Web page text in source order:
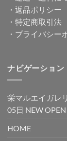
・ 返品ポリシー
・ 特定商取引法
・ プライバシー
ナビゲーション
栄マルエイガレ
05日 NEW OPEN
HOME